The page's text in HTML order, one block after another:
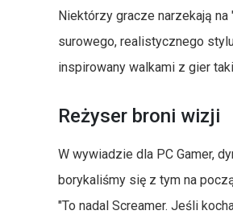
Niektórzy gracze narzekają
surowego, realistycznego
inspirowany walkami z gier
Reżyser broni wizji
W wywiadzie dla PC Gamer,
borykaliśmy się z tym na
"To nadal Screamer. Jeśli